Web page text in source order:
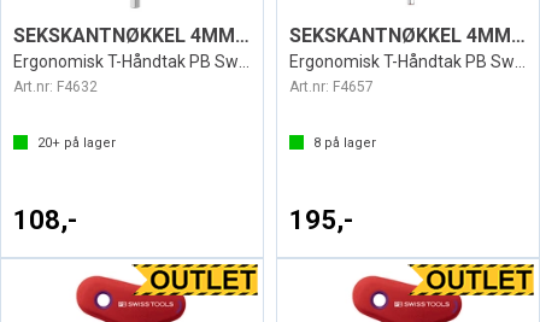
SEKSKANTNØKKEL 4MM T SWISS 207L
Art.nr: F4632
20+ på lager
108,-
SEKSKANTNØKKEL 4MM SPIN SWISS
Art.nr: F4657
8 på lager
195,-